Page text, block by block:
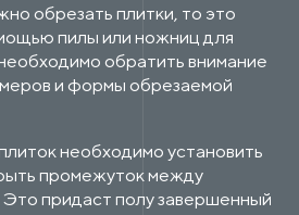
обрезать плитки, то это
пилы или ножниц для
обратить внимание
и формы обрезаемой
необходимо установить
промежуток между
Это придаст полу завершенный